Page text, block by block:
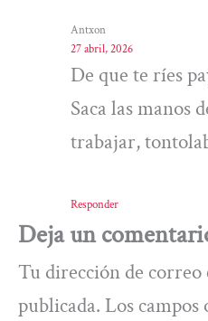
Antxon
27 abril, 2026
De que te ríes
Saca las manos
trabajar,
Responder
Deja un
Tu dirección de
publicada. Los